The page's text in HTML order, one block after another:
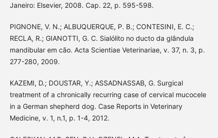
Janeiro: Elsevier, 2008. Cap. 22, p. 595-598.
PIGNONE, V. N.; ALBUQUERQUE, P. B.; CONTESINI, E. C.;
RECLA, R.; GIANOTTI, G. C. Sialólito no ducto da glândula
mandibular em cão. Acta Scientiae Veterinariae, v. 37, n. 3, p.
277-280, 2009.
KAZEMI, D.; DOUSTAR, Y.; ASSADNASSAB, G. Surgical
treatment of a chronically recurring case of cervical mucocele
in a German shepherd dog. Case Reports in Veterinary
Medicine, v. 1, n.1, p. 1-4, 2012.